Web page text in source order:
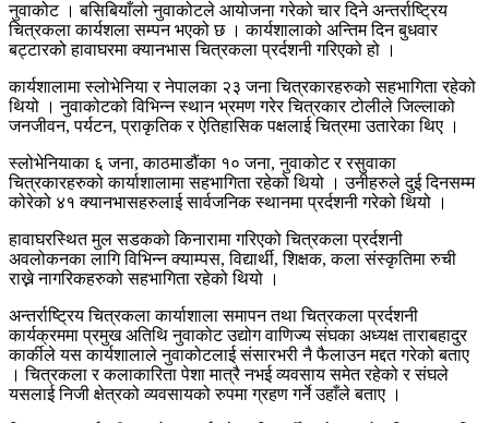
नुवाकोट । बसिबियाँलो नुवाकोटले आयोजना गरेको चार दिने अन्तर्राष्ट्रिय
चित्रकला कार्यशला सम्पन भएको छ । कार्यशालाको अन्तिम दिन बुधवार
बट्टारको हावाघरमा क्यानभास चित्रकला प्रर्दशनी गरिएको हो ।
कार्यशालामा स्लोभेनिया र नेपालका २३ जना चित्रकारहरुको सहभागिता रहेको
थियो । नुवाकोटको विभिन्न स्थान भ्रमण गरेर चित्रकार टोलीले जिल्लाको
जनजीवन, पर्यटन, प्राकृतिक र ऐतिहासिक पक्षलाई चित्रमा उतारेका थिए ।
स्लोभेनियाका ६ जना, काठमाडौंका १० जना, नुवाकोट र रसुवाका
चित्रकारहरुको कार्याशालामा सहभागिता रहेको थियो । उनीहरुले दुई दिनसम्म
कोरेको ४१ क्यानभासहरुलाई सार्वजनिक स्थानमा प्रर्दशनी गरेको थियो ।
हावाघरस्थित मुल सडकको किनारामा गरिएको चित्रकला प्रर्दशनी
अवलोकनका लागि विभिन्न क्याम्पस, विद्यार्थी, शिक्षक, कला संस्कृतिमा रुची
राख्ने नागरिकहरुको सहभागिता रहेको थियो ।
अन्तर्राष्ट्रिय चित्रकला कार्याशाला समापन तथा चित्रकला प्रर्दशनी
कार्यक्रममा प्रमुख अतिथि नुवाकोट उद्योग वाणिज्य संघका अध्यक्ष ताराबहादुर
कार्कीले यस कार्यशालाले नुवाकोटलाई संसारभरी नै फैलाउन मद्दत गरेको बताए
। चित्रकला र कलाकारिता पेशा मात्रै नभई व्यवसाय समेत रहेको र संघले
यसलाई निजी क्षेत्रको व्यवसायको रुपमा ग्रहण गर्ने उहाँले बताए ।